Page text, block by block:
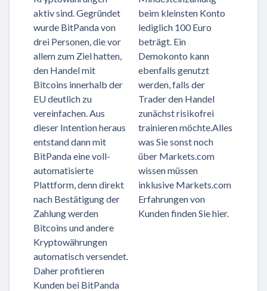
aktiv sind. Gegründet
wurde BitPanda von
drei Personen, die vor
allem zum Ziel hatten,
den Handel mit
Bitcoins innerhalb der
EU deutlich zu
vereinfachen. Aus
dieser Intention heraus
entstand dann mit
BitPanda eine voll-
automatisierte
Plattform, denn direkt
nach Bestätigung der
Zahlung werden
Bitcoins und andere
Kryptowährungen
automatisch versendet.
Daher profitieren
Kunden bei BitPanda
beim kleinsten Konto
lediglich 100 Euro
beträgt. Ein
Demokonto kann
ebenfalls genutzt
werden, falls der
Trader den Handel
zunächst risikofrei
trainieren möchte.Alles
was Sie sonst noch
über Markets.com
wissen müssen
inklusive Markets.com
Erfahrungen von
Kunden finden Sie hier.